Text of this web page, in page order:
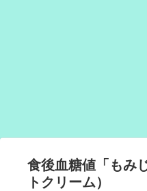
食後血糖値「もみ
トクリーム）